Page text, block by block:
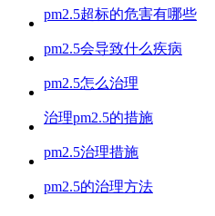
pm2.5超标的危害有哪些
pm2.5会导致什么疾病
pm2.5怎么治理
治理pm2.5的措施
pm2.5治理措施
pm2.5的治理方法